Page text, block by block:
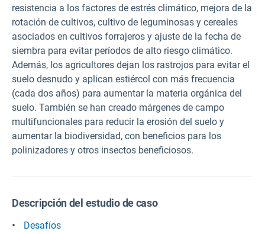
resistencia a los factores de estrés climático, mejora de la
rotación de cultivos, cultivo de leguminosas y cereales
asociados en cultivos forrajeros y ajuste de la fecha de
siembra para evitar períodos de alto riesgo climático.
Además, los agricultores dejan los rastrojos para evitar el
suelo desnudo y aplican estiércol con más frecuencia
(cada dos años) para aumentar la materia orgánica del
suelo. También se han creado márgenes de campo
multifuncionales para reducir la erosión del suelo y
aumentar la biodiversidad, con beneficios para los
polinizadores y otros insectos beneficiosos.
Descripción del estudio de caso
Desafíos